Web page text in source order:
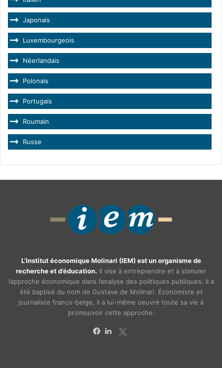
Japonais
Luxembourgeois
Néerlandais
Polonais
Portugais
Roumain
Russe
L’Institut économique Molinari (IEM) est un organisme de
recherche et d’éducation. Il vise à entreprendre et à stimuler
l’approche économique dans l’analyse des politiques publiques. Il a
été baptisé du nom de Gustave de Molinari. Économiste et
journaliste franco-belge, il a lui-même oeuvré toute sa vie à
promouvoir cette approche.